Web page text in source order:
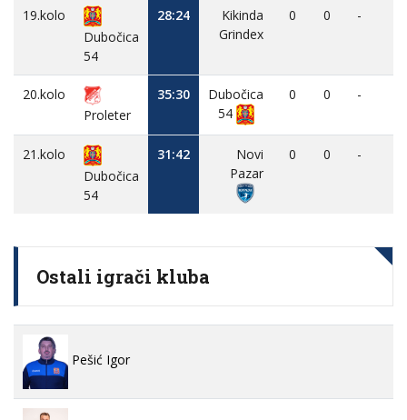
19.kolo
Dubočica
54
28:24
Kikinda
Grindex
0 0 -
20.kolo
Proleter
35:30
Dubočica
54
0 0 -
21.kolo
Dubočica
54
31:42
Novi
Pazar
0 0 -
Ostali igrači kluba
Pešić Igor